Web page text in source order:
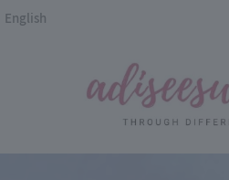
English